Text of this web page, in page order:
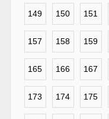
149 150 151
157 158 159
165 166 167
173 174 175